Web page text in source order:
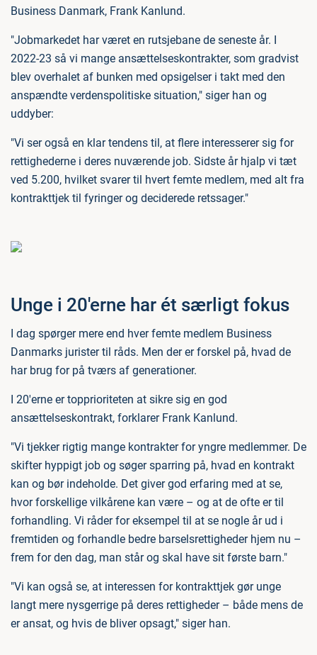
Business Danmark, Frank Kanlund.
"Jobmarkedet har været en rutsjebane de seneste år. I
2022-23 så vi mange ansættelseskontrakter, som gradvist
blev overhalet af bunken med opsigelser i takt med den
anspændte verdenspolitiske situation," siger han og
uddyber:
"Vi ser også en klar tendens til, at flere interesserer sig for
rettighederne i deres nuværende job. Sidste år hjalp vi tæt
ved 5.200, hvilket svarer til hvert femte medlem, med alt fra
kontrakttjek til fyringer og deciderede retssager."
Unge i 20'erne har ét særligt fokus
I dag spørger mere end hver femte medlem Business
Danmarks jurister til råds. Men der er forskel på, hvad de
har brug for på tværs af generationer.
I 20'erne er topprioriteten at sikre sig en god
ansættelseskontrakt, forklarer Frank Kanlund.
"Vi tjekker rigtig mange kontrakter for yngre medlemmer. De
skifter hyppigt job og søger sparring på, hvad en kontrakt
kan og bør indeholde. Det giver god erfaring med at se,
hvor forskellige vilkårene kan være – og at de ofte er til
forhandling. Vi råder for eksempel til at se nogle år ud i
fremtiden og forhandle bedre barselsrettigheder hjem nu –
frem for den dag, man står og skal have sit første barn."
"Vi kan også se, at interessen for kontrakttjek gør unge
langt mere nysgerrige på deres rettigheder – både mens de
er ansat, og hvis de bliver opsagt," siger han.